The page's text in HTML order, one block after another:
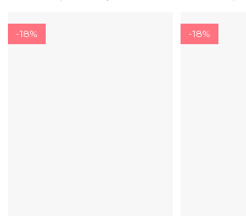
-18% -18%